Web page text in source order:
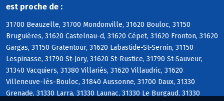
est proche de :
31700 Beauzelle, 31700 Mondonville, 31620 Bouloc, 31150
Bruguières, 31620 Castelnau-d, 31620 Cépet, 31620 Fronton, 31620
Gargas, 31150 Gratentour, 31620 Labastide-St-Sernin, 31150
Lespinasse, 31790 St-Jory, 31620 St-Rustice, 31790 St-Sauveur,
31340 Vacquiers, 31380 Villariès, 31620 Villaudric, 31620
Villeneuve-lès-Bouloc, 31840 Aussonne, 31700 Daux, 31330
Grenade, 31330 Larra, 31330 Launac, 31330 Le Burgaud, 31330